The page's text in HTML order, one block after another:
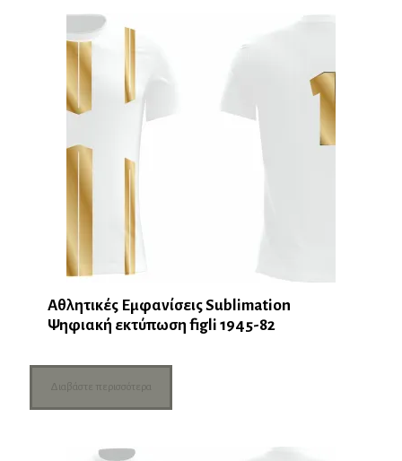
Αθλητικές Εμφανίσεις Sublimation
Ψηφιακή εκτύπωση figli 1945-82
Διαβάστε περισσότερα